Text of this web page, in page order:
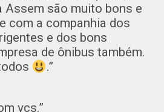
Assem são muito bons e
com a companhia dos
e dos bons
de ônibus também.
.”
vcs.”